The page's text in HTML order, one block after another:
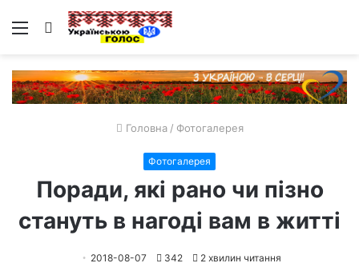
Меню Пошук
Головна / Фотогалерея
Фотогалерея
Поради, які рано чи пізно
стануть в нагоді вам в житті
2018-08-07 342 2 хвилин читання